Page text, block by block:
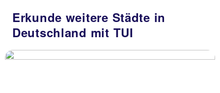
Erkunde weitere Städte in
Deutschland mit TUI